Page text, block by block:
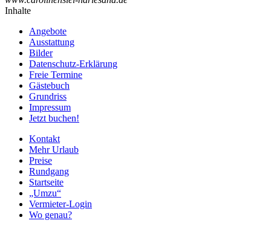
Inhalte
Angebote
Ausstattung
Bilder
Datenschutz-Erklärung
Freie Termine
Gästebuch
Grundriss
Impressum
Jetzt buchen!
Kontakt
Mehr Urlaub
Preise
Rundgang
Startseite
„Umzu“
Vermieter-Login
Wo genau?